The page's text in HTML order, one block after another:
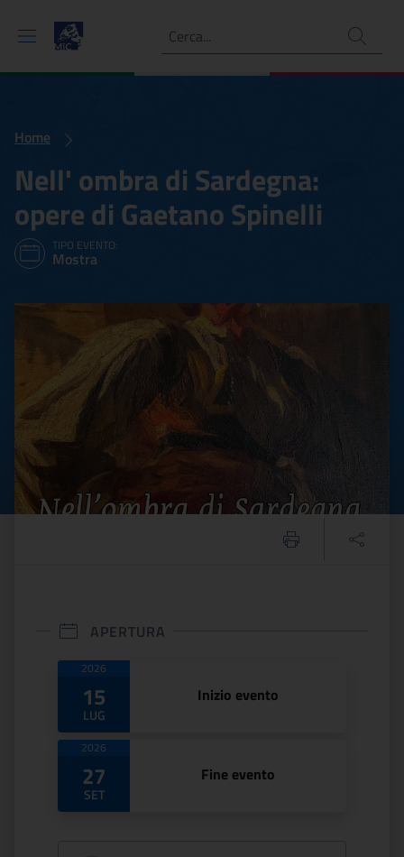
Ricerca
Home
Nell' ombra di Sardegna:
opere di Gaetano Spinelli
TIPO EVENTO:
Mostra
Nell' ombra di Sardegna:
APERTURA
Date di apertura
2026
15
LUG
Inizio evento
2026
27
SET
Fine evento